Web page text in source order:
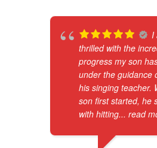
I
thrilled with the
progress my son
under the guidance
his singing teacher.
son first started, he
with hitting... read